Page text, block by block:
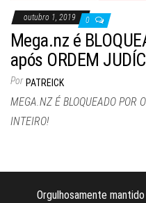
outubro 1, 2019 0
Mega.nz é
após ORDEM
Por PATREICK
MEGA.NZ É BLOQUEADO POR
INTEIRO!
Orgulhosamente